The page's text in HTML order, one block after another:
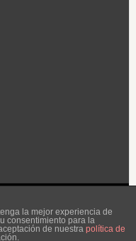
y páginas web
la mejor experiencia de
consentimiento para la
de nuestra política de